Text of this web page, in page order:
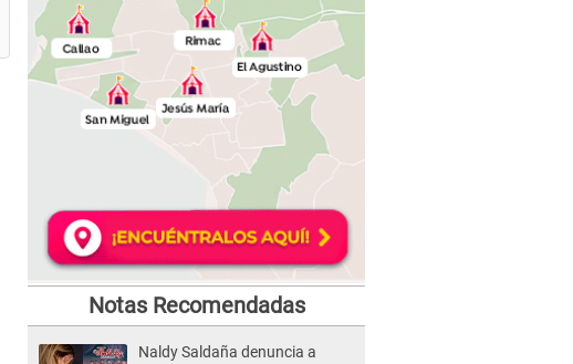
Notas Recomendadas
Naldy Saldaña denuncia a